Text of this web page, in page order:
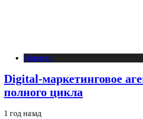
Новости
Digital-маркетинговое
полного цикла
1 год назад